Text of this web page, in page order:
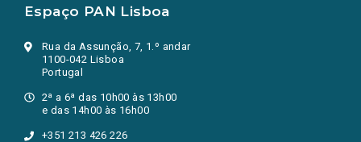
Espaço PAN Lisboa
Rua da Assunção, 7, 1.º andar
1100-042 Lisboa
Portugal
2ª a 6ª das 10h00 às 13h00
e das 14h00 às 16h00
+351 213 426 226